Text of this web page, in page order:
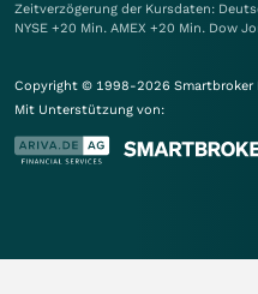
Zeitverzögerung der Kursdaten:
NYSE +20 Min. AMEX +20 Min. Dow
Copyright © 1998-2026 Smartbroker
Mit Unterstützung von: